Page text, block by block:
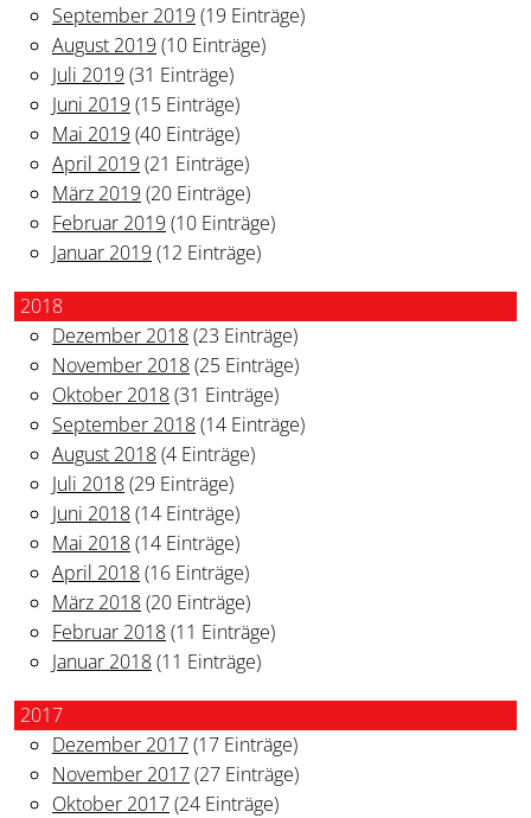
September 2019 (19 Einträge)
August 2019 (10 Einträge)
Juli 2019 (31 Einträge)
Juni 2019 (15 Einträge)
Mai 2019 (40 Einträge)
April 2019 (21 Einträge)
März 2019 (20 Einträge)
Februar 2019 (10 Einträge)
Januar 2019 (12 Einträge)
2018
Dezember 2018(23 Einträge)
November 2018(25 Einträge)
Oktober 2018(31 Einträge)
September 2018(14 Einträge)
August 2018(4 Einträge)
Juli 2018(29 Einträge)
Juni 2018(14 Einträge)
Mai 2018(14 Einträge)
April 2018(16 Einträge)
März 2018(20 Einträge)
Februar 2018(11 Einträge)
Januar 2018(11 Einträge)
2017
Dezember 2017(17 Einträge)
November 2017(27 Einträge)
Oktober 2017(24 Einträge)